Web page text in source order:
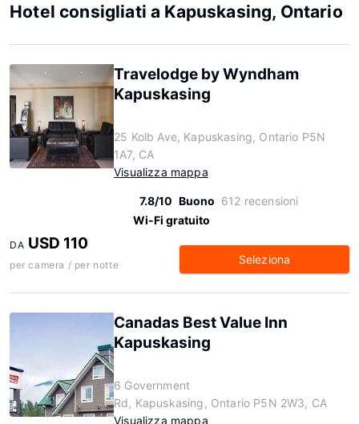
Hotel consigliati a Kapuskasing, Ontario
Travelodge by Wyndham
Kapuskasing
25 Kolb Ave, Kapuskasing, Ontario P5N
1A7, CA
Visualizza mappa
7.8/10 Buono 612 recensioni
Wi-Fi gratuito
DA USD 110
per camera / per notte Seleziona
Canadas Best Value Inn
Kapuskasing
6 Government
Rd, Kapuskasing, Ontario P5N 2W3, CA
Visualizza mappa